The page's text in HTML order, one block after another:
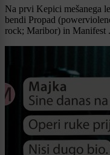
Na prvi Kepici mešanega
bendi Propad
rock; Maribor) in Manifest